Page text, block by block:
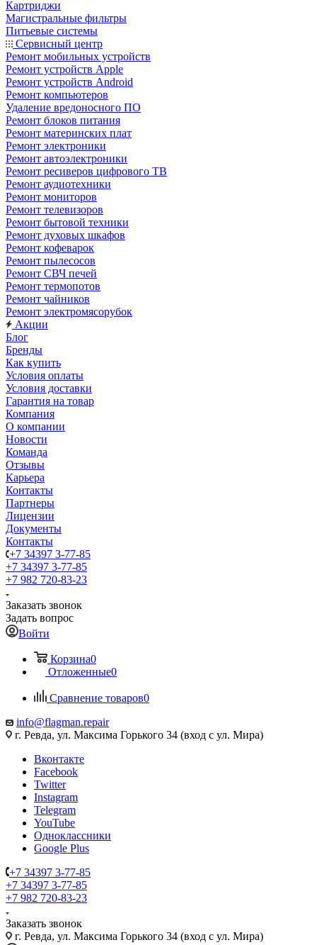
Картриджи
Магистральные фильтры
Питьевые системы
Сервисный центр
Ремонт мобильных устройств
Ремонт устройств Apple
Ремонт устройств Android
Ремонт компьютеров
Удаление вредоносного ПО
Ремонт блоков питания
Ремонт материнских плат
Ремонт электроники
Ремонт автоэлектроники
Ремонт ресиверов цифрового ТВ
Ремонт аудиотехники
Ремонт мониторов
Ремонт телевизоров
Ремонт бытовой техники
Ремонт духовых шкафов
Ремонт кофеварок
Ремонт пылесосов
Ремонт СВЧ печей
Ремонт термопотов
Ремонт чайников
Ремонт электромясорубок
Акции
Блог
Бренды
Как купить
Условия оплаты
Условия доставки
Гарантия на товар
Компания
О компании
Новости
Команда
Отзывы
Карьера
Контакты
Партнеры
Лицензии
Документы
Контакты
+7 34397 3-77-85
+7 34397 3-77-85
+7 982 720-83-23
Заказать звонок
Задать вопрос
Войти
Корзина0
Отложенные0
Сравнение товаров0
info@flagman.repair
г. Ревда, ул. Максима Горького 34 (вход с ул. Мира)
Вконтакте
Facebook
Twitter
Instagram
Telegram
YouTube
Одноклассники
Google Plus
+7 34397 3-77-85
+7 34397 3-77-85
+7 982 720-83-23
Заказать звонок
г. Ревда, ул. Максима Горького 34 (вход с ул. Мира)